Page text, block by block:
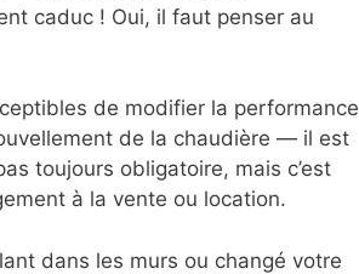
caduc ! Oui, il faut penser au
de modifier la performance
de la chaudière — il est
toujours obligatoire, mais c’est
à la vente ou location.
dans les murs ou changé votre